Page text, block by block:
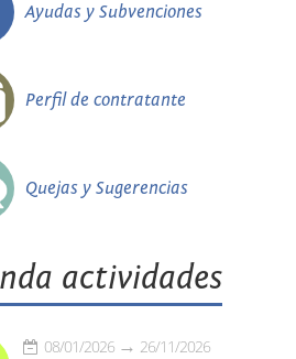
Ayudas y Subvenciones
Perfil de contratante
Quejas y Sugerencias
actividades
08/01/2026 26/11/2026